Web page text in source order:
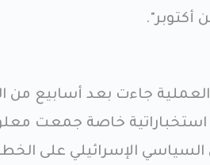
جاءت بعد أسابيع من
استخباراتية خاصة جمعت
السياسي الإسرائيلي على